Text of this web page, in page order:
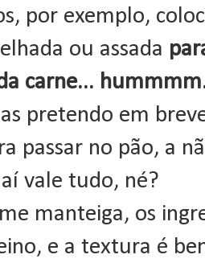
por exemplo,
ou assada
carne...
pretendo em
passar no pão, a
vale tudo, né?
manteiga, os
e a textura é